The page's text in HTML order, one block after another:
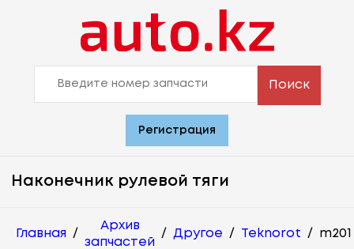
Поиск
Регистрация
Наконечник рулевой тяги
Главная /
Архив
запчастей
/ Другое / Teknorot / m201